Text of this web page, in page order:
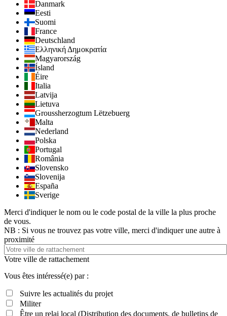
Danmark
Eesti
Suomi
France
Deutschland
Ελληνική Δημοκρατία
Magyarország
Ísland
Éire
Italia
Latvija
Lietuva
Groussherzogtum Lëtzebuerg
Malta
Nederland
Polska
Portugal
România
Slovensko
Slovenija
España
Sverige
Merci d'indiquer le nom ou le code postal de la ville la plus proche
de vous.
NB : Si vous ne trouvez pas votre ville, merci d'indiquer une autre à
proximité
Votre ville de rattachement
Vous êtes intéressé(e) par :
Suivre les actualités du projet
Militer
Être un relai local (Distribution des documents, de bulletins de